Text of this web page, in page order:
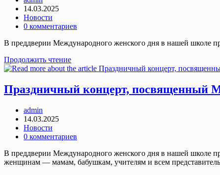
author:
Запись
опубликована:
14.03.2025
Post
category:
Новости
Post
0 комментариев
В преддверии Международного женского дня в нашей школе
Продолжить чтениеМастер-
класс
шкатулка,
в
Праздничный концерт, посвященный
Post
author:
admin
Запись
опубликована:
14.03.2025
Post
category:
Новости
Post
0 комментариев
В преддверии Международного женского дня в нашей
женщинам — мамам, бабушкам, учителям и всем